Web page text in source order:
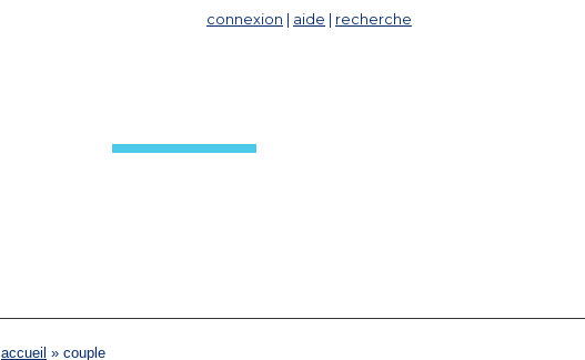
connexion aide recherche
accueil » couple